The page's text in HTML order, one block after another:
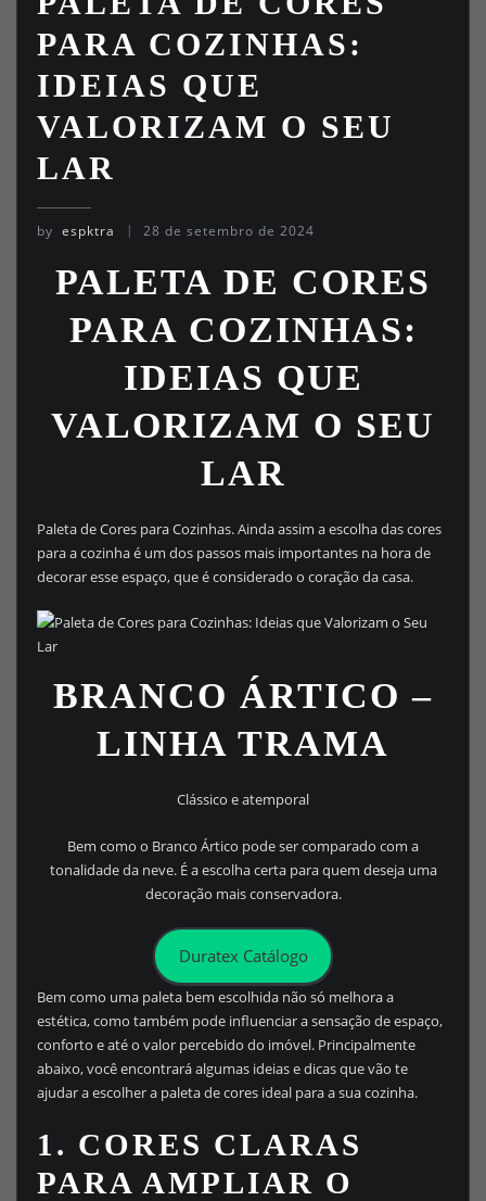
PARA COZINHAS:
IDEIAS QUE
VALORIZAM O SEU
LAR
by espktra 28 de setembro de 2024
PALETA DE CORES
PARA COZINHAS:
IDEIAS QUE
VALORIZAM O SEU
LAR
Paleta de Cores para Cozinhas. Ainda assim a escolha das cores
para a cozinha é um dos passos mais importantes na hora de
decorar esse espaço, que é considerado o coração da casa.
BRANCO ÁRTICO –
LINHA TRAMA
Clássico e atemporal
Bem como o Branco Ártico pode ser comparado com a
tonalidade da neve. É a escolha certa para quem deseja uma
decoração mais conservadora.
Duratex Catálogo
Bem como uma paleta bem escolhida não só melhora a
estética, como também pode influenciar a sensação de espaço,
conforto e até o valor percebido do imóvel. Principalmente
abaixo, você encontrará algumas ideias e dicas que vão te
ajudar a escolher a paleta de cores ideal para a sua cozinha.
1. CORES CLARAS
PARA AMPLIAR O